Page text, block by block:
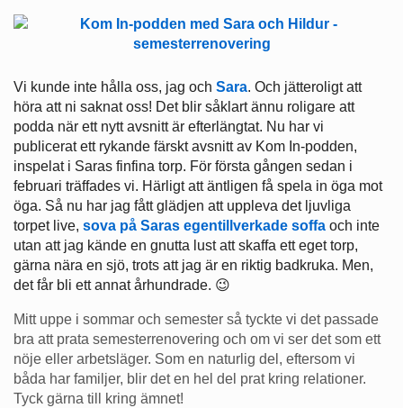
Vi kunde inte hålla oss, jag och Sara. Och jätteroligt att
höra att ni saknat oss! Det blir såklart ännu roligare att
podda när ett nytt avsnitt är efterlängtat. Nu har vi
publicerat ett rykande färskt avsnitt av Kom In-podden,
inspelat i Saras finfina torp. För första gången sedan i
februari träffades vi. Härligt att äntligen få spela in öga mot
öga. Så nu har jag fått glädjen att uppleva det ljuvliga
torpet live, sova på Saras egentillverkade soffa och inte
utan att jag kände en gnutta lust att skaffa ett eget torp,
gärna nära en sjö, trots att jag är en riktig badkruka. Men,
det får bli ett annat århundrade. 😉
Mitt uppe i sommar och semester så tyckte vi det passade
bra att prata semesterrenovering och om vi ser det som ett
nöje eller arbetsläger. Som en naturlig del, eftersom vi
båda har familjer, blir det en hel del prat kring relationer.
Tyck gärna till kring ämnet!